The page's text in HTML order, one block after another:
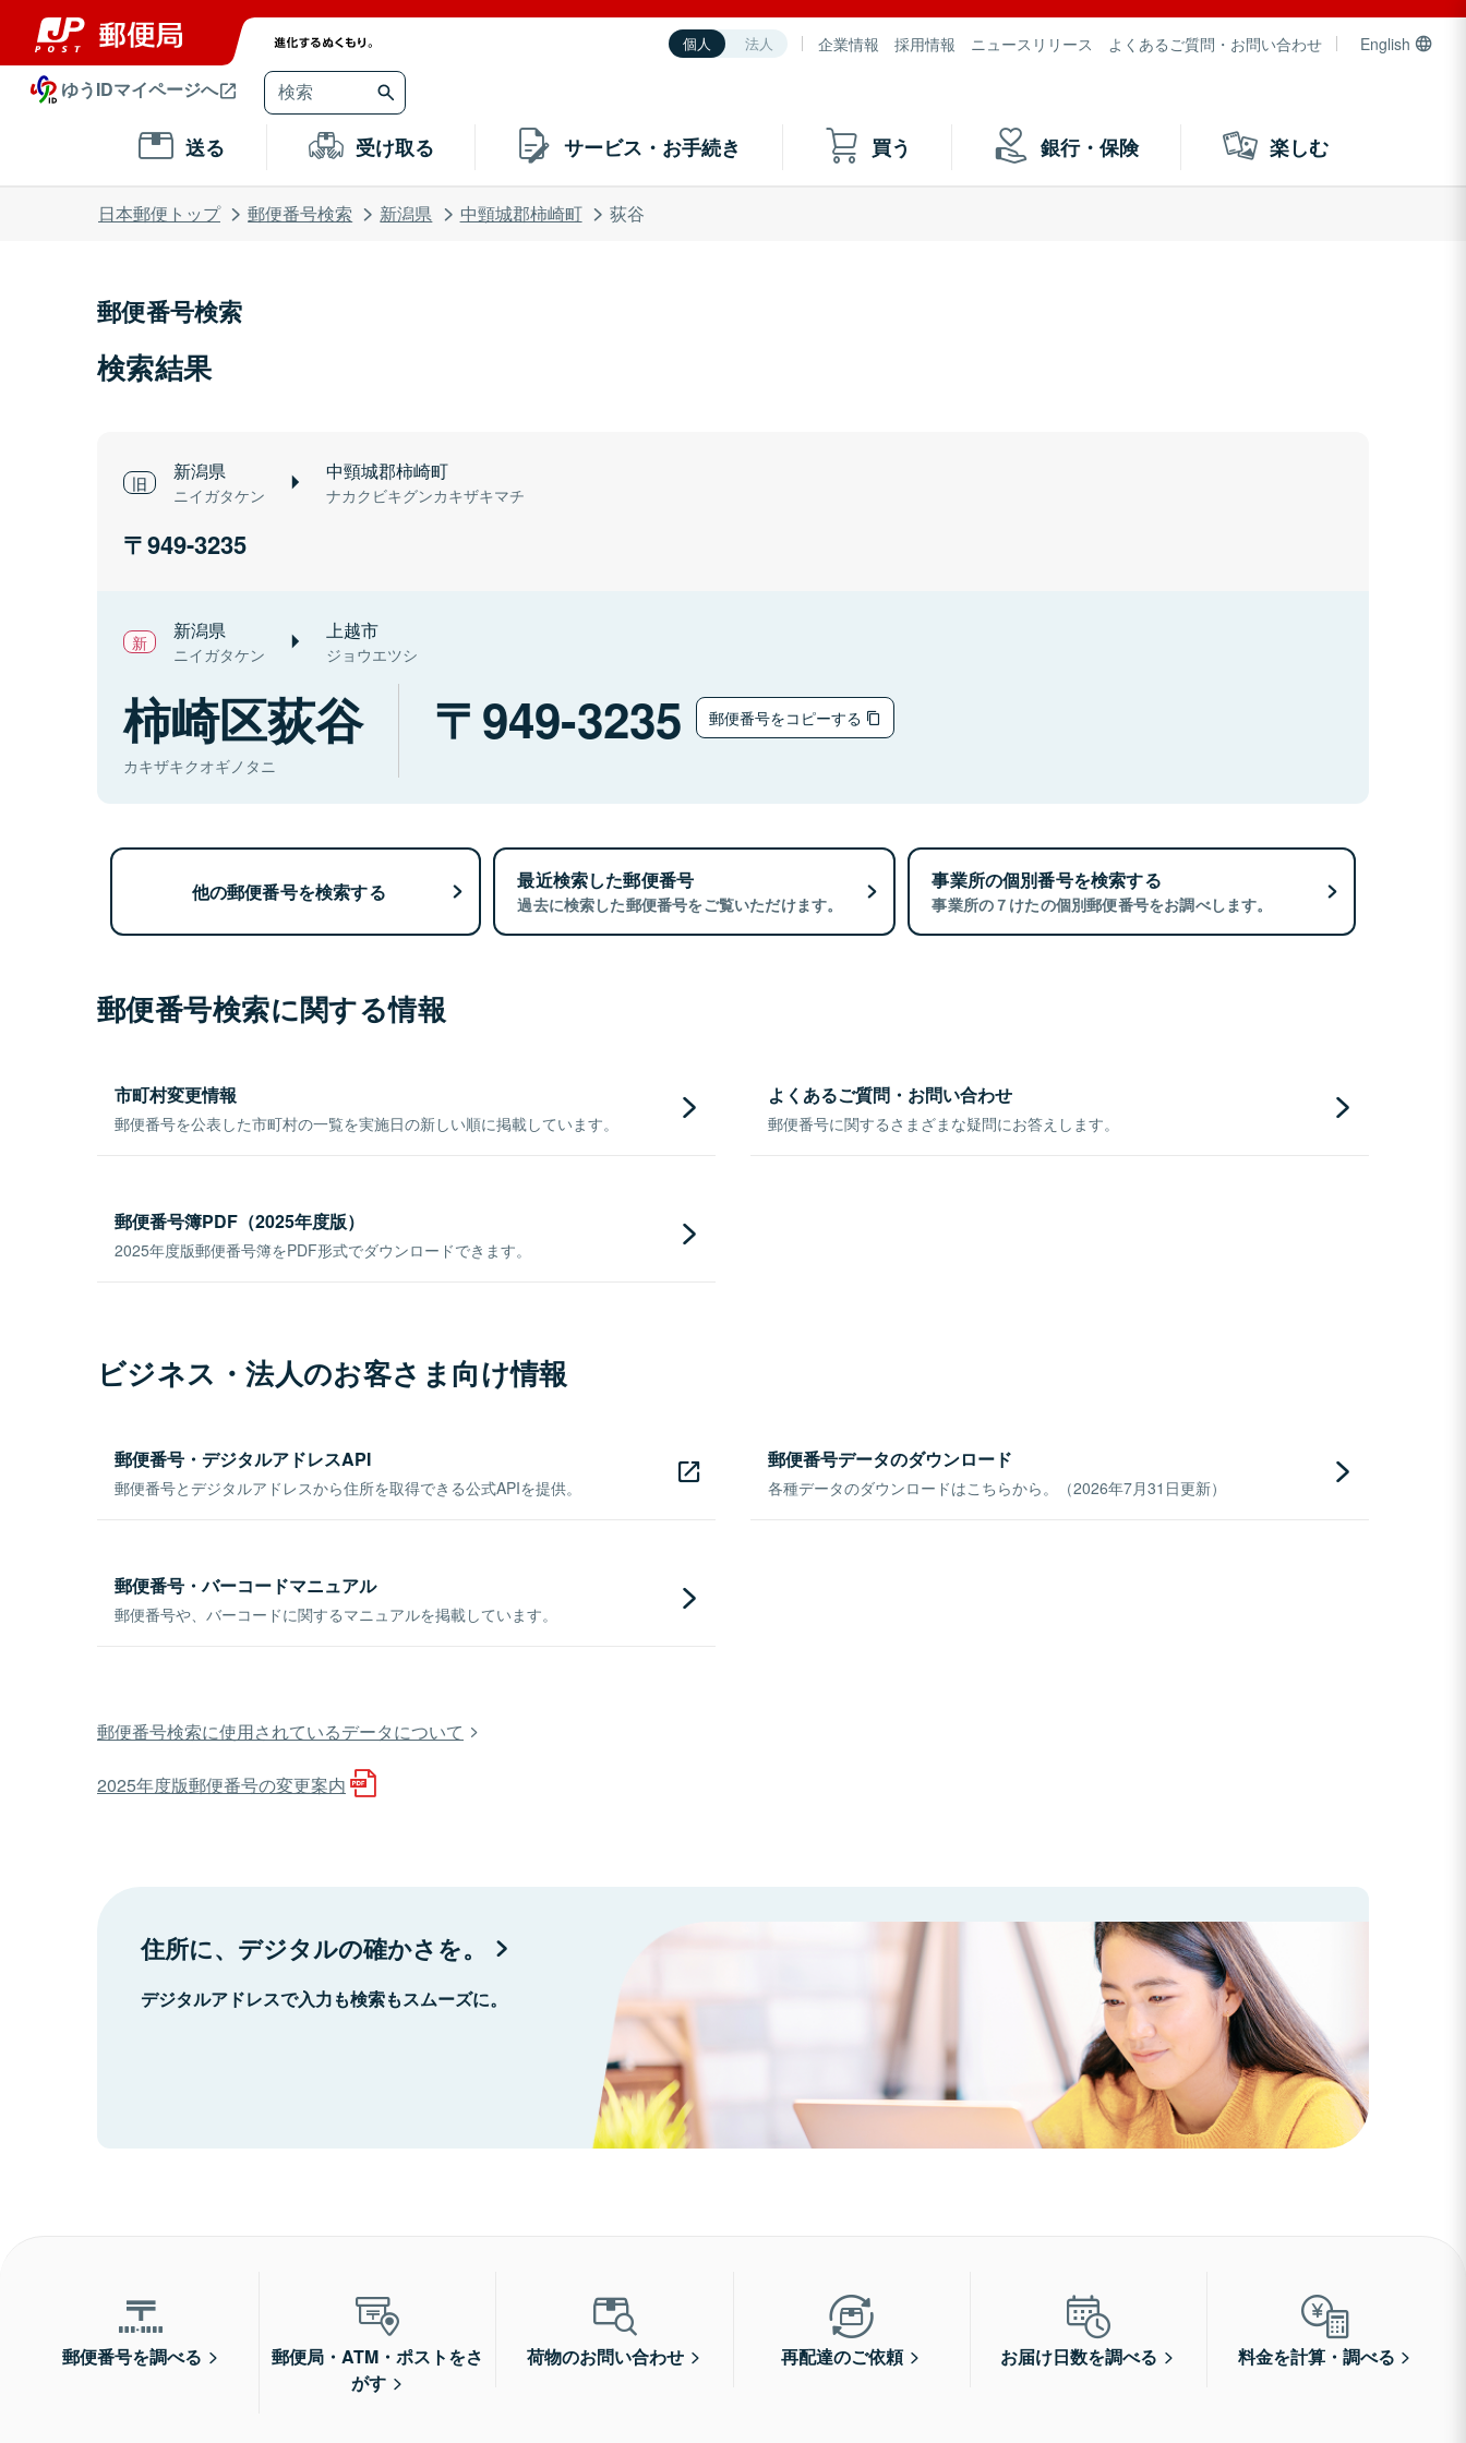
個人 法人 企業情報 採用情報 ニュースリリース よくあるご質問・お問い合わせ English
ゆうIDマイページへ
送る 受け取る サービス・お手続き 買う 銀行・保険 楽しむ
日本郵便トップ 郵便番号検索 新潟県 中頸城郡柿崎町 荻谷
郵便番号検索
検索結果
新潟県
ニイガタケン
中頸城郡柿崎町
ナカクビキグンカキザキマチ
949-3235
新潟県
ニイガタケン
上越市
ジョウエツシ
柿崎区荻谷
カキザキクオギノタニ
949-3235 郵便番号をコピーする
他の郵便番号を検索する 最近検索した郵便番号
過去に検索した郵便番号をご覧いただけます。
事業所の個別番号を検索する
事業所の７けたの個別郵便番号をお調べします。
郵便番号検索に関する情報
市町村変更情報
郵便番号を公表した市町村の一覧を実施日の新しい順に掲載しています。
よくあるご質問・お問い合わせ
郵便番号に関するさまざまな疑問にお答えします。
郵便番号簿PDF（2025年度版）
2025年度版郵便番号簿をPDF形式でダウンロードできます。
ビジネス・法人のお客さま向け情報
郵便番号・デジタルアドレスAPI
郵便番号とデジタルアドレスから住所を取得できる公式APIを提供。
郵便番号データのダウンロード
各種データのダウンロードはこちらから。（2026年7月31日更新）
郵便番号・バーコードマニュアル
郵便番号や、バーコードに関するマニュアルを掲載しています。
郵便番号検索に使用されているデータについて
2025年度版郵便番号の変更案内
住所に、デジタルの確かさを。
デジタルアドレスで入力も検索もスムーズに。
郵便番号を調べる
郵便局・ATM・ポストをさ
がす
荷物のお問い合わせ 再配達のご依頼 お届け日数を調べる 料金を計算・調べる